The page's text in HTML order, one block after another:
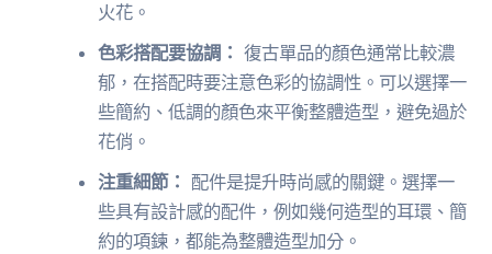
火花。
色彩搭配要協調： 復古單品的顏色通常比較濃
郁，在搭配時要注意色彩的協調性。可以選擇一
些簡約、低調的顏色來平衡整體造型，避免過於
花俏。
注重細節： 配件是提升時尚感的關鍵。選擇一
些具有設計感的配件，例如幾何造型的耳環、簡
約的項鍊，都能為整體造型加分。